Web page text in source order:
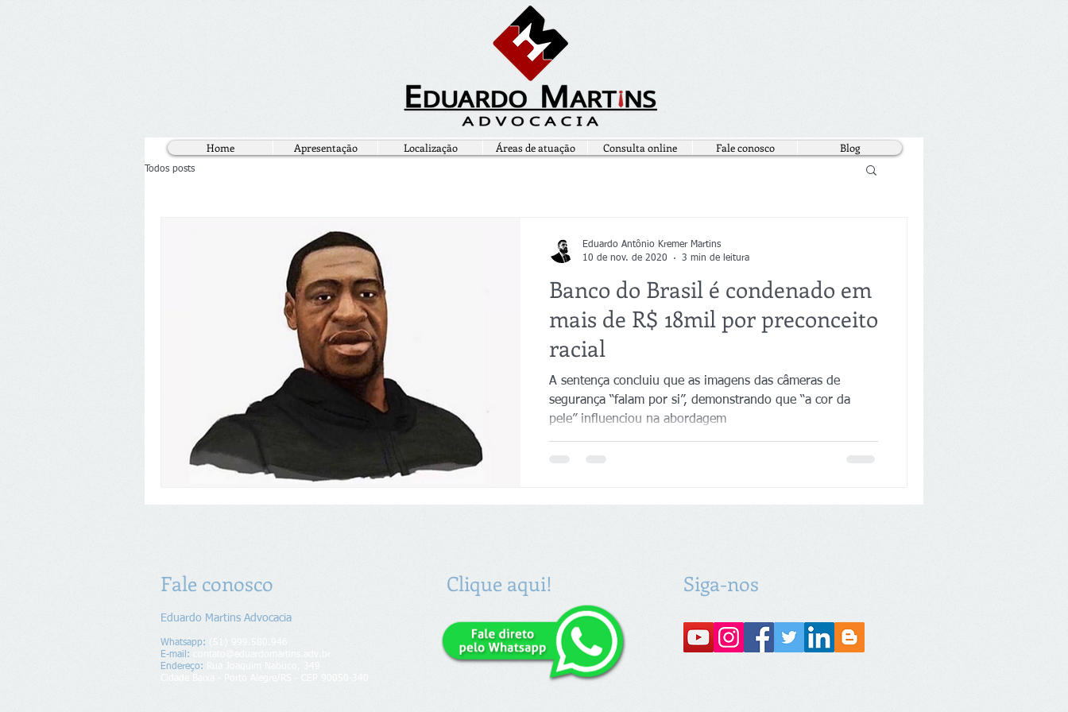
Home Apresentação Localização Áreas de atuação Consulta online Fale conosco Blog
Todos posts
Banco do Brasil é condenado em
mais de R$ 18mil por preconceito
racial
A sentença concluiu que as imagens das câmeras de
segurança “falam por si”, demonstrando que “a cor da
pele” influenciou na abordagem
Eduardo Antônio Kremer Martins
10 de nov. de 2020
3 min de leitura
Eduardo Martins Advocacia
Whatsapp:
(51) 999.580.946
E-mail:
contato@eduardomartins.adv.br
Endereço​​​​​​:
Rua Joaquim Nabuco, 349
Cidade Baixa - Porto Alegre/RS - CEP 90050-340
Fale conosco Siga-nos
Clique aqui!